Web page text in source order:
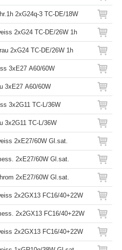
2xG24q-3 TC-DE/18W
2xG24 TC-DE/26W 1h
2xG24 TC-DE/26W 1h
3xE27 A60/60W
3xE27 A60/60W
3x2G11 TC-L/36W
3x2G11 TC-L/36W
2xE27/60W Gl.sat.
2xE27/60W Gl.sat.
2xE27/60W Gl.sat.
2x2GX13 FC16/40+22W
2x2GX13 FC16/40+22W
2x2GX13 FC16/40+22W